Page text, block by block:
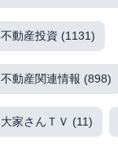
不動産投資 (1131)
不動産関連情報 (898)
大家さんＴＶ (11)